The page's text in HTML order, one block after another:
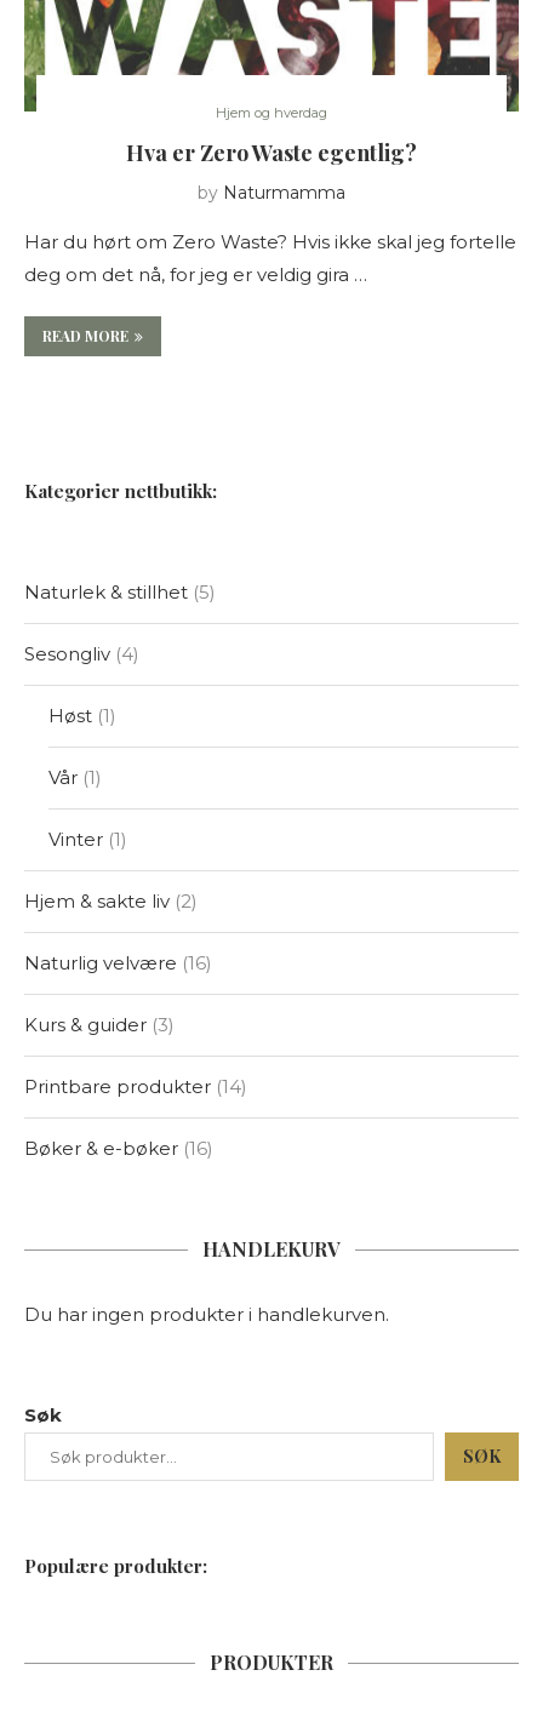
Hjem og hverdag
Hva er Zero Waste egentlig?
by Naturmamma
Har du hørt om Zero Waste? Hvis ikke skal jeg fortelle
deg om det nå, for jeg er veldig gira …
READ MORE
Kategorier nettbutikk:
Naturlek & stillhet 5
Sesongliv 4
Høst 1
Vår 1
Vinter 1
Hjem & sakte liv 2
Naturlig velvære 16
Kurs & guider 3
Printbare produkter 14
Bøker & e-bøker 16
HANDLEKURV
Du har ingen produkter i handlekurven.
Søk
SØK
Populære produkter:
PRODUKTER